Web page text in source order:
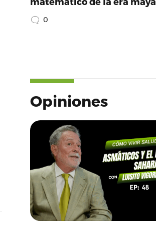
0
Opiniones